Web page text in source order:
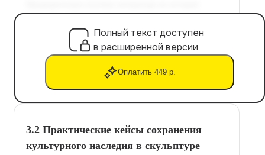
Полный текст доступен
в расширенной версии
Оплатить 449 р.
3.2 Практические кейсы сохранения
культурного наследия в скульптуре